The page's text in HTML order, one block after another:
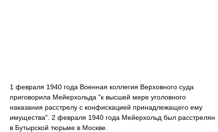
1 февраля 1940 года Военная коллегия Верховного суда
приговорила Мейерхольда "к высшей мере уголовного
наказания расстрелу с конфискацией принадлежащего ему
имущества". 2 февраля 1940 года Мейерхольд был расстрелян
в Бутырской тюрьме в Москве.